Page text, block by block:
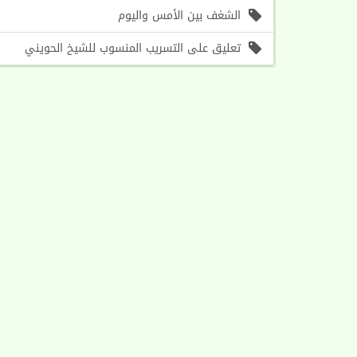
الشغف بين الأمس واليوم
تعليق على التسريب المنسوب للشيخ الحويني